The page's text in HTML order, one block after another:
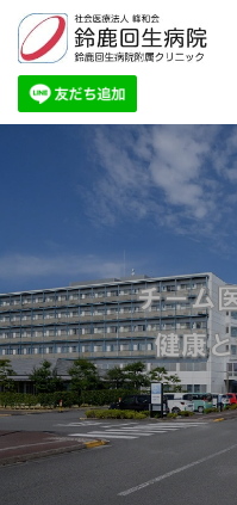
社
会
医
療
法
人
回
生
病
院・
鈴
鹿
回
生
附
属